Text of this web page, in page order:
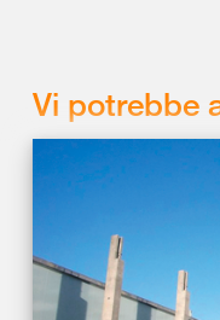
Vi potrebbe